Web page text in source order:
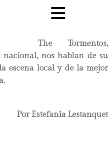
The Tormentos,
nos hablan de su
escena local y de la mejor
Por Estefanía Lestanquet